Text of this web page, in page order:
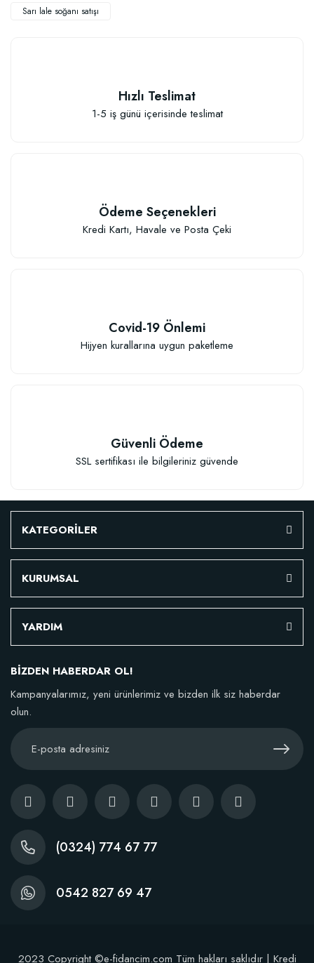
Sepete Ekle
Çiçek Soğanları İçin Özel Karışım Çiçek Soğanı Gelişim Gübresi (50
21,86 TL
Sepete Ekle
Sarı lale soğanı satışı
Hızlı Teslimat
1-5 iş günü içerisinde teslimat
Ödeme Seçenekleri
Kredi Kartı, Havale ve Posta Çeki
Covid-19 Önlemi
Hijyen kurallarına uygun paketleme
Güvenli Ödeme
SSL sertifikası ile bilgileriniz güvende
KATEGORİLER
KURUMSAL
YARDIM
BİZDEN HABERDAR OL!
Kampanyalarımız, yeni ürünlerimiz ve bizden ilk siz haberdar
olun.
(0324) 774 67 77
0542 827 69 47
2023 Copyright ©e-fidancim.com Tüm hakları saklıdır | Kredi